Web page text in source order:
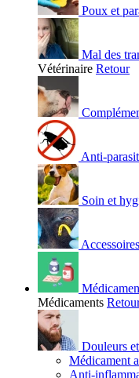
Poux et
Mal des
Vétérinaire Retour
Anti-
Soin et
Accessoires
Médicaments
Douleurs
Médicament
Anti-